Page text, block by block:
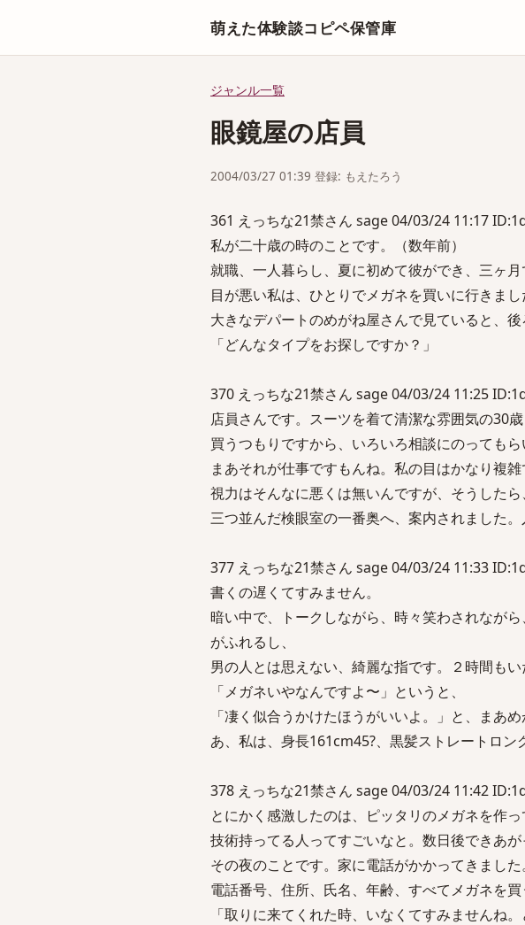
萌えた体験談コピペ保管庫
ジャンル一覧
眼鏡屋の店員
2004/03/27 01:39 登録: もえたろう
361 えっちな21禁さん sage 04/03/24 11:17
私が二十歳の時のことです。（数年前）
就職、一人暮らし、夏に初めて彼ができ、三ヶ
目が悪い私は、ひとりでメガネを買いに行きまし
大きなデパートのめがね屋さんで見ていると、
「どんなタイプをお探しですか？」
370 えっちな21禁さん sage 04/03/24 11:25
店員さんです。スーツを着て清潔な雰囲気の30歳
買うつもりですから、いろいろ相談にのっても
まあそれが仕事ですもんね。私の目はかなり複
視力はそんなに悪くは無いんですが、そうした
三つ並んだ検眼室の一番奥へ、案内されました
377 えっちな21禁さん sage 04/03/24 11:33
書くの遅くてすみません。
暗い中で、トークしながら、時々笑わされなが
がふれるし、
男の人とは思えない、綺麗な指です。２時間もい
「メガネいやなんですよ〜」というと、
「凄く似合うかけたほうがいいよ。」と、まあ
あ、私は、身長161cm45?、黒髪ストレートロン
378 えっちな21禁さん sage 04/03/24 11:42
とにかく感激したのは、ピッタリのメガネを作
技術持ってる人ってすごいなと。数日後できあ
その夜のことです。家に電話がかかってきました
電話番号、住所、氏名、年齢、すべてメガネを
「取りに来てくれた時、いなくてすみませんね。